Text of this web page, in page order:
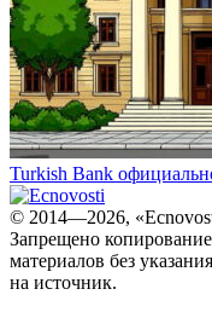
Turkish Bank
© 2014—2026,
Запрещено копирование
материалов без
на источник.